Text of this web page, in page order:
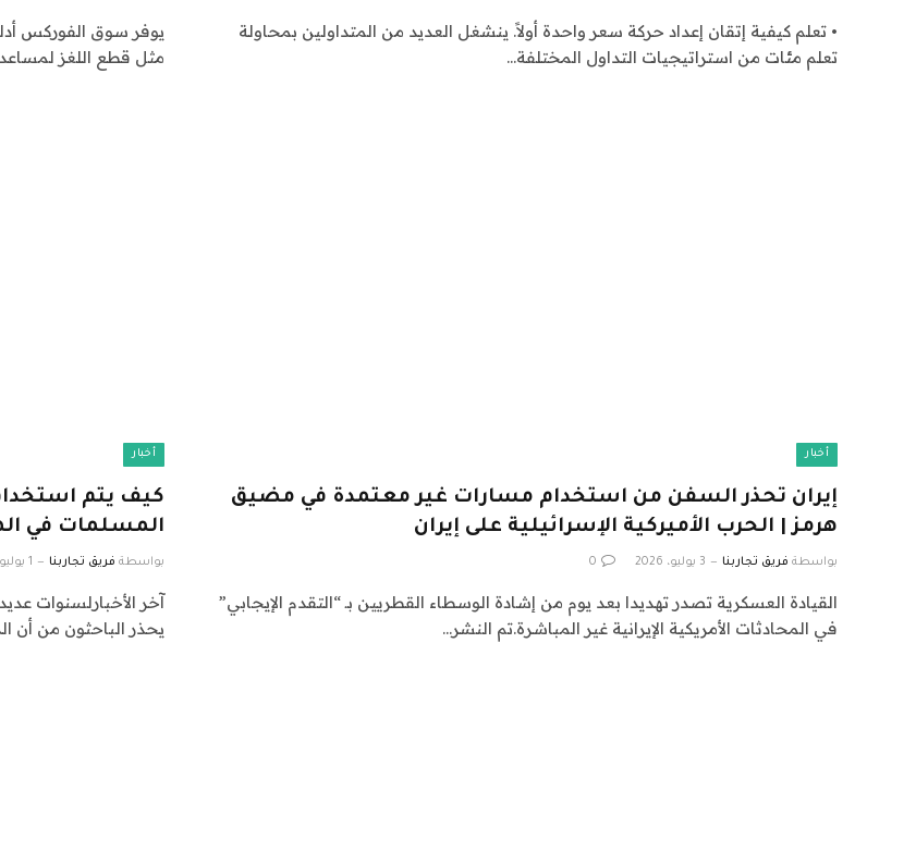
• تعلم كيفية إتقان إعداد حركة سعر واحدة أولاً. ينشغل العديد من المتداولين بمحاولة
تعلم مئات من استراتيجيات التداول المختلفة…
يوفر سوق الفوركس
مثل قطع اللغز
أخبار
إيران تحذر السفن من استخدام مسارات غير معتمدة في مضيق
هرمز | الحرب الأميركية الإسرائيلية على إيران
بواسطة فريق تجاربنا 3 يوليو، 2026 0
القيادة العسكرية تصدر تهديدا بعد يوم من إشادة الوسطاء القطريين بـ “التقدم الإيجابي”
في المحادثات الأمريكية الإيرانية غير المباشرة.تم النشر…
أخبار
كيف يتم
المسلمات في
بواسطة فريق تجاربنا 1 يوليو، 2026
آخر الأخبارلسنوات
يحذر الباحثون من أن